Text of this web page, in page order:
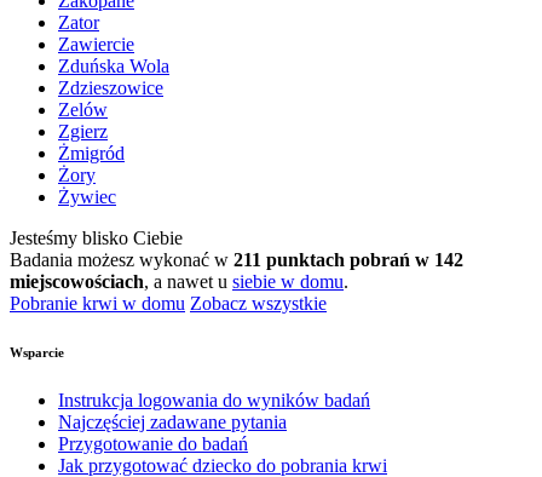
Zator
Zawiercie
Zduńska Wola
Zdzieszowice
Zelów
Zgierz
Żmigród
Żory
Żywiec
Jesteśmy blisko Ciebie
Badania możesz wykonać w 211 punktach pobrań w 142
miejscowościach, a nawet u siebie w domu.
Pobranie krwi w domu Zobacz wszystkie
Wsparcie
Instrukcja logowania do wyników badań
Najczęściej zadawane pytania
Przygotowanie do badań
Jak przygotować dziecko do pobrania krwi